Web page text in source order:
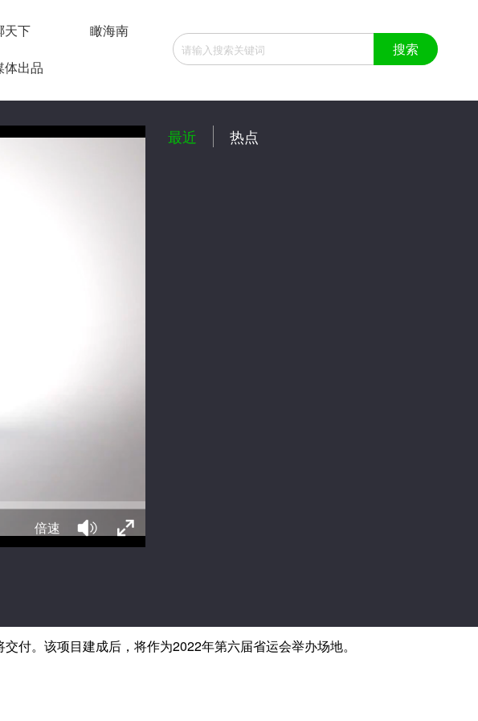
天下
瞰海南
体出品
倍速
最近 热点
付。该项目建成后，将作为2022年第六届省运会举办场地。